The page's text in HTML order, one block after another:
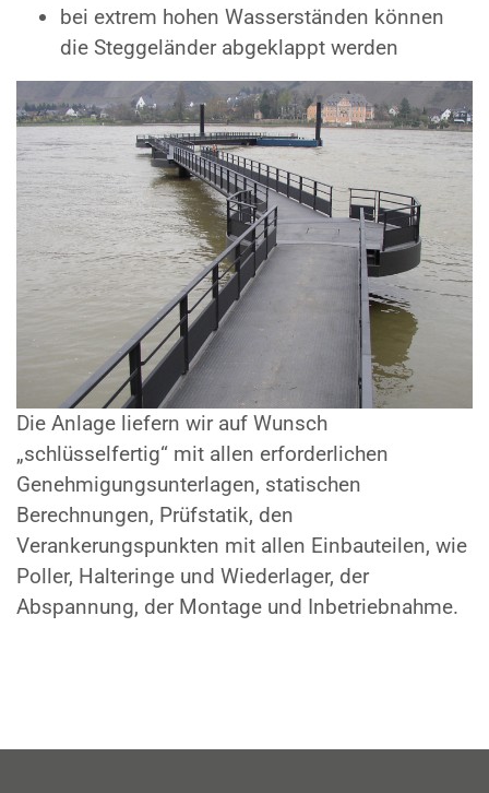
bei extrem hohen Wasserständen können
die Steggeländer abgeklappt werden
Die Anlage liefern wir auf Wunsch
„schlüsselfertig“ mit allen erforderlichen
Genehmigungsunterlagen, statischen
Berechnungen, Prüfstatik, den
Verankerungspunkten mit allen Einbauteilen, wie
Poller, Halteringe und Wiederlager, der
Abspannung, der Montage und Inbetriebnahme.